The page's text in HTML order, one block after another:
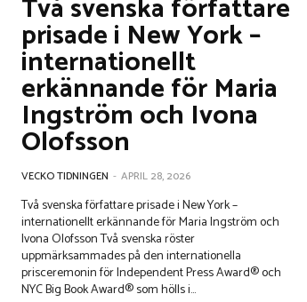
Två svenska författare
prisade i New York –
internationellt
erkännande för Maria
Ingström och Ivona
Olofsson
VECKO TIDNINGEN - APRIL 28, 2026
Två svenska författare prisade i New York –
internationellt erkännande för Maria Ingström och
Ivona Olofsson Två svenska röster
uppmärksammades på den internationella
prisceremonin för Independent Press Award® och
NYC Big Book Award® som hölls i...